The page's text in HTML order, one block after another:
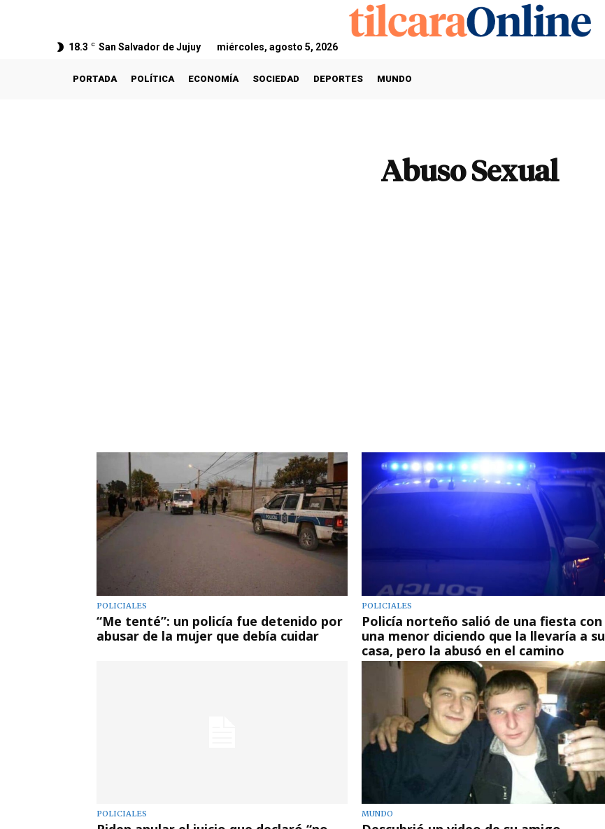
18.3 C San Salvador de Jujuy miércoles, agosto 5, 2026
PORTADA POLÍTICA ECONOMÍA SOCIEDAD DEPORTES MUNDO
Abuso Sexual
POLICIALES
“Me tenté”: un policía fue detenido por
abusar de la mujer que debía cuidar
POLICIALES
Policía norteño salió de una fiesta con
una menor diciendo que la llevaría a su
casa, pero la abusó en el camino
POLICIALES MUNDO